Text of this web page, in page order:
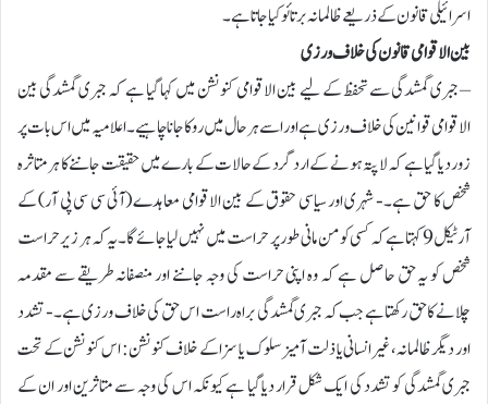
اسرائیلی قانون کے ذریعے ظالمانہ برتائو کیا جاتا ہے۔
بین الاقوامی قانون کی خلاف ورزی
– جبری گمشدگی سے تحفظ کے لیے بین الاقوامی کنونشن میں کہا گیا ہے کہ جبری گمشدگی بین
الاقوامی قوانین کی خلاف ورزی ہے اور اسے ہر حال میں روکا جانا چاہیے۔ اعلامیہ میں اس بات پر
زور دیا گیا ہے کہ لاپتہ ہونے کے اردگرد کے حالات کے بارے میں حقیقت جاننے کا ہر متاثرہ
شخص کا حق ہے۔- شہری اور سیاسی حقوق کے بین الاقوامی معاہدے (آئی سی سی پی آر) کے
آرٹیکل 9 کہتا ہے کہ کسی کو من مانی طور پر حراست میں نہیں لیا جائے گا۔یہ کہ ہر زیر حراست
شخص کو یہ حق حاصل ہے کہ وہ اپنی حراست کی وجہ جاننے اور منصفانہ طریقے سے مقدمہ
چلانے کا حق رکھتا ہے جب کہ جبری گمشدگی براہ راست اس حق کی خلاف ورزی ہے۔- تشدد
اور دیگر ظالمانہ، غیرانسانی یا ذلت آمیز سلوک یا سزا کے خلاف کنونشن: اس کنونشن کے تحت
جبری گمشدگی کو تشدد کی ایک شکل قرار دیا گیا ہے کیونکہ اس کی وجہ سے متاثرین اور ان کے